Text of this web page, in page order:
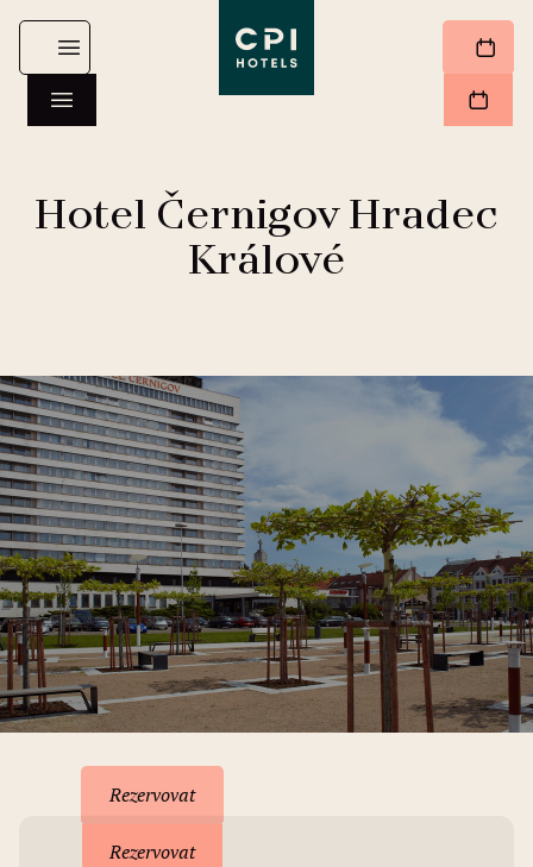
Hotel Černigov Hradec
Králové
Rezervovat
Rezervovat